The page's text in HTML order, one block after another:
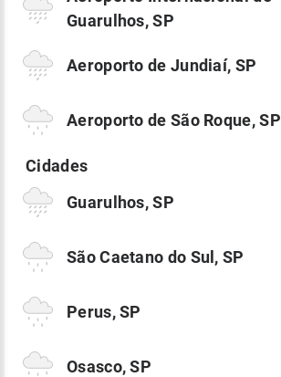
Guarulhos, SP
Aeroporto de Jundiaí, SP
Aeroporto de São Roque, SP
Guarulhos, SP
São Caetano do Sul, SP
Perus, SP
Osasco, SP